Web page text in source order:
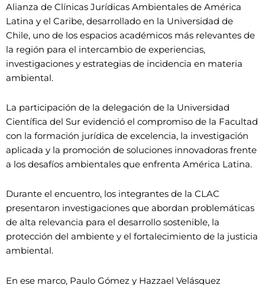
Alianza de Clínicas Jurídicas Ambientales de América
Latina y el Caribe, desarrollado en la Universidad de
Chile, uno de los espacios académicos más relevantes de
la región para el intercambio de experiencias,
investigaciones y estrategias de incidencia en materia
ambiental.
La participación de la delegación de la Universidad
Científica del Sur evidenció el compromiso de la Facultad
con la formación jurídica de excelencia, la investigación
aplicada y la promoción de soluciones innovadoras frente
a los desafíos ambientales que enfrenta América Latina.
Durante el encuentro, los integrantes de la CLAC
presentaron investigaciones que abordan problemáticas
de alta relevancia para el desarrollo sostenible, la
protección del ambiente y el fortalecimiento de la justicia
ambiental.
En ese marco, Paulo Gómez y Hazzael Velásquez